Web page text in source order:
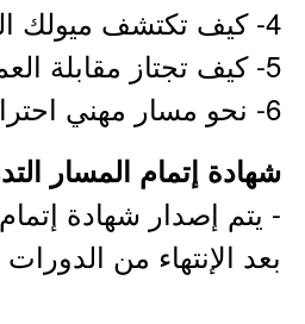
4- كيف تكتشف ميولك المهني؟
5- كيف تجتاز مقابلة العمل؟
6- نحو مسار مهني احترافي.
شهادة إتمام المسار
- يتم إصدار شهادة
بعد الإنتهاء من